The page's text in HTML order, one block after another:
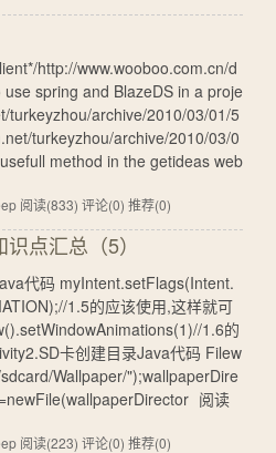
http://www.wooboo.com.cn/d
spring and BlazeDS in a proje
turkeyzhou/archive/2010/03/01/5
turkeyzhou/archive/2010/03/0
method in the getideas web
阅读(833) 评论(0) 推荐(0)
点汇总（5）
代码 myIntent.setFlags(Intent.
1.5的应该使用,这样就可
1.6的
卡创建目录Java代码 Filew
Wallpaper/");wallpaperDire
阅读
阅读(223) 评论(0) 推荐(0)